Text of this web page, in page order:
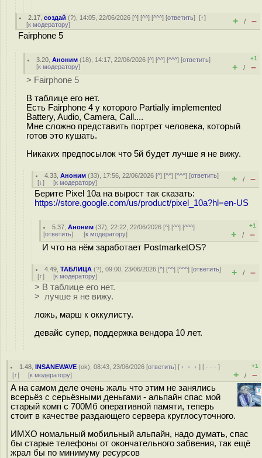
2.17 ,создай (?), 14:05, 22/06/2026 [^] [^^] [^^^] [ответить][↑]
[к модератору] + / –
Fairphone 5
3.20 ,Аноним (18), 14:17, 22/06/2026 [^] [^^] [^^^] [ответить]
[к модератору]
+1
+ / –
> Fairphone 5
В таблице его нет.
Есть Fairphone 4 у которого Partially implemented
Battery, Audio, Camera, Call....
Мне сложно представить портрет человека, который
готов это кушать.
Никаких предпосылок что 5й будет лучше я не вижу.
4.33 ,Аноним (33), 17:56, 22/06/2026 [^] [^^] [^^^] [ответить]
[↓] [к модератору] + / –
Берите Pixel 10a на вырост так сказать:
https://store.google.com/us/product/pixel_10a?hl=en-US
5.37 ,Аноним (37), 22:22, 22/06/2026 [^] [^^] [^^^]
[ответить] [к модератору]
+1
+ / –
И что на нём заработает PostmarketOS?
4.49 ,ТАБЛИЦА (?), 09:00, 23/06/2026 [^] [^^] [^^^] [ответить]
[↑] [к модератору] + / –
> В таблице его нет.
> лучше я не вижу.
ложь, мaрш к оккулисту.
девайс супер, поддержка вендора 10 лет.
1.48 ,INSANEWAVE (ok), 08:43, 23/06/2026 [ответить] [ ﹢﹢﹢] [ · · ·]
[↑] [к модератору]
+1
+ / –
А на самом деле очень жаль что этим не занялись
всерьёз с серьёзными деньгами - альпайн спас мой
старый комп с 700Мб оперативной памяти, теперь
стоит в качестве раздающего сервера круглосуточного.
ИМХО номальный мобильный альпайн, надо думать, спас
бы старые телефоны от окончательного забвения, так ещё
жрал бы по минимуму ресурсов